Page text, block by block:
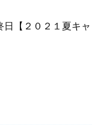
日【２０２１夏キャ